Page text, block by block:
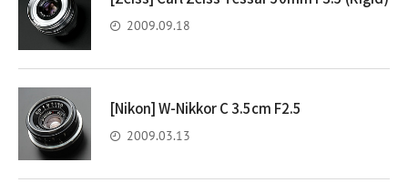
2009.09.18
[Nikon] W-Nikkor C 3.5cm F2.5
2009.03.13